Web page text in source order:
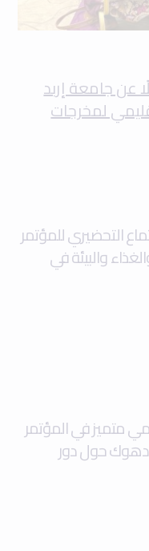
عن جامعة إربد
لمخرجات
التحضيري للمؤتمر
والبيئة في
متميز في المؤتمر
حول دور